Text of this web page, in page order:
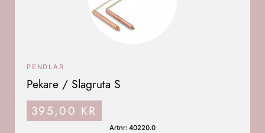
PENDLAR
Pekare / Slagruta S
395,00 KR
Artnr: 40220.0